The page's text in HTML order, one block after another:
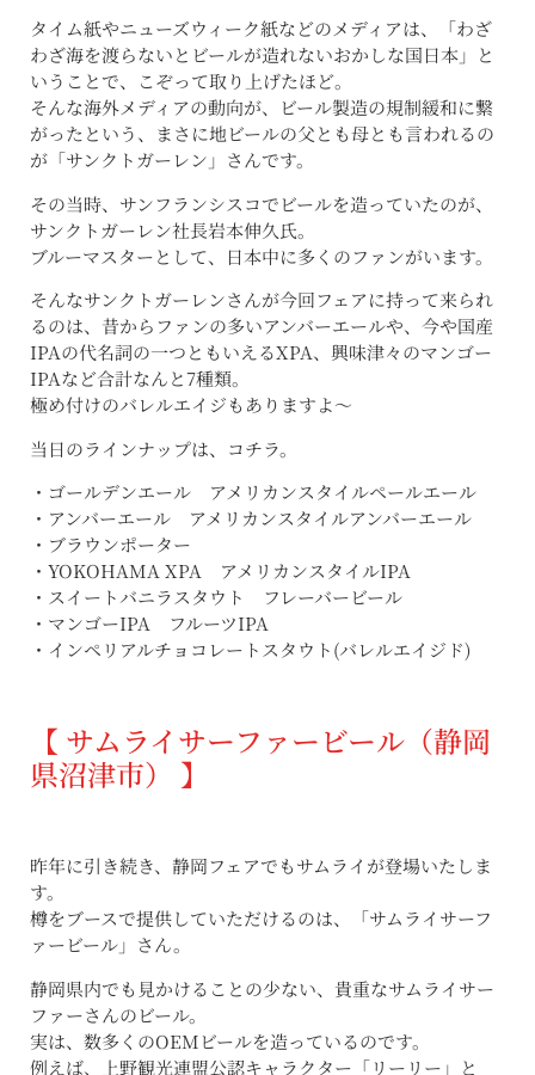
タイム紙やニューズウィーク紙などのメディアは、「わざ
わざ海を渡らないとビールが造れないおかしな国日本」と
いうことで、こぞって取り上げたほど。
そんな海外メディアの動向が、ビール製造の規制緩和に繋
がったという、まさに地ビールの父とも母とも言われるの
が「サンクトガーレン」さんです。
その当時、サンフランシスコでビールを造っていたのが、
サンクトガーレン社長岩本伸久氏。
ブルーマスターとして、日本中に多くのファンがいます。
そんなサンクトガーレンさんが今回フェアに持って来られ
るのは、昔からファンの多いアンバーエールや、今や国産
IPAの代名詞の一つともいえるXPA、興味津々のマンゴー
IPAなど合計なんと7種類。
極め付けのバレルエイジもありますよ～
当日のラインナップは、コチラ。
・ゴールデンエール アメリカンスタイルペールエール
・アンバーエール アメリカンスタイルアンバーエール
・ブラウンポーター
・YOKOHAMA XPA アメリカンスタイルIPA
・スイートバニラスタウト フレーバービール
・マンゴーIPA フルーツIPA
・インペリアルチョコレートスタウト(バレルエイジド)
【 サムライサーファービール（静岡
県沼津市） 】
昨年に引き続き、静岡フェアでもサムライが登場いたしま
す。
樽をブースで提供していただけるのは、「サムライサーフ
ァービール」さん。
静岡県内でも見かけることの少ない、貴重なサムライサー
ファーさんのビール。
実は、数多くのOEMビールを造っているのです。
例えば、上野観光連盟公認キャラクター「リーリー」と